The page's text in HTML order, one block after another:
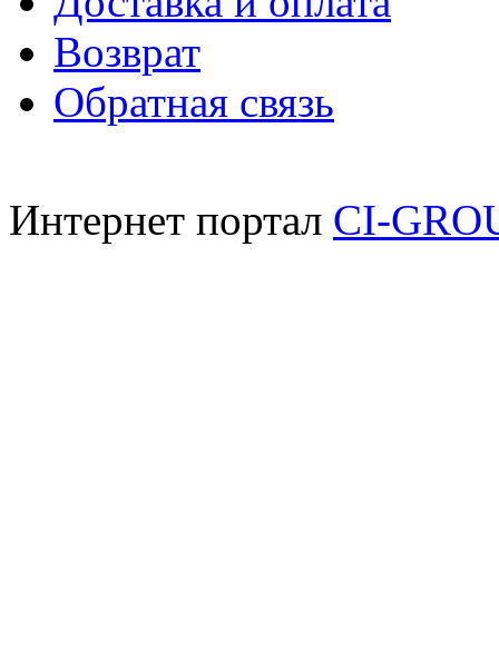
Возврат
Обратная связь
Интернет портал CI-